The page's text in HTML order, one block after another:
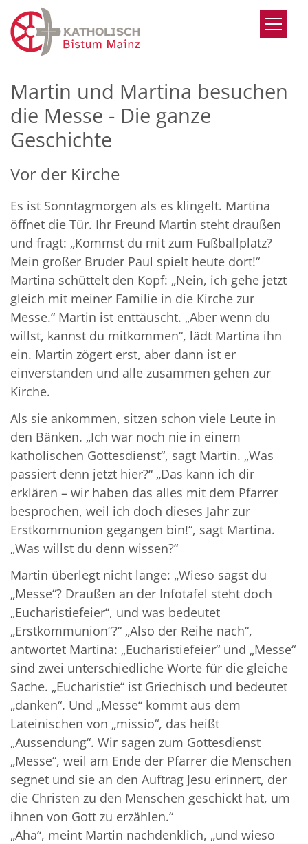
Zum Inhalt springen
Martin und Martina besuchen
die Messe - Die ganze
Geschichte
Vor der Kirche
Es ist Sonntagmorgen als es klingelt. Martina
öffnet die Tür. Ihr Freund Martin steht draußen
und fragt: „Kommst du mit zum Fußballplatz?
Mein großer Bruder Paul spielt heute dort!“
Martina schüttelt den Kopf: „Nein, ich gehe jetzt
gleich mit meiner Familie in die Kirche zur
Messe.“ Martin ist enttäuscht. „Aber wenn du
willst, kannst du mitkommen“, lädt Martina ihn
ein. Martin zögert erst, aber dann ist er
einverstanden und alle zusammen gehen zur
Kirche.
Als sie ankommen, sitzen schon viele Leute in
den Bänken. „Ich war noch nie in einem
katholischen Gottesdienst“, sagt Martin. „Was
passiert denn jetzt hier?“ „Das kann ich dir
erklären – wir haben das alles mit dem Pfarrer
besprochen, weil ich doch dieses Jahr zur
Erstkommunion gegangen bin!“, sagt Martina.
„Was willst du denn wissen?“
Martin überlegt nicht lange: „Wieso sagst du
„Messe“? Draußen an der Infotafel steht doch
„Eucharistiefeier“, und was bedeutet
„Erstkommunion“?“ „Also der Reihe nach“,
antwortet Martina: „Eucharistiefeier“ und „Messe“
sind zwei unterschiedliche Worte für die gleiche
Sache. „Eucharistie“ ist Griechisch und bedeutet
„danken“. Und „Messe“ kommt aus dem
Lateinischen von „missio“, das heißt
„Aussendung“. Wir sagen zum Gottesdienst
„Messe“, weil am Ende der Pfarrer die Menschen
segnet und sie an den Auftrag Jesu erinnert, der
die Christen zu den Menschen geschickt hat, um
ihnen von Gott zu erzählen.“
„Aha“, meint Martin nachdenklich, „und wieso